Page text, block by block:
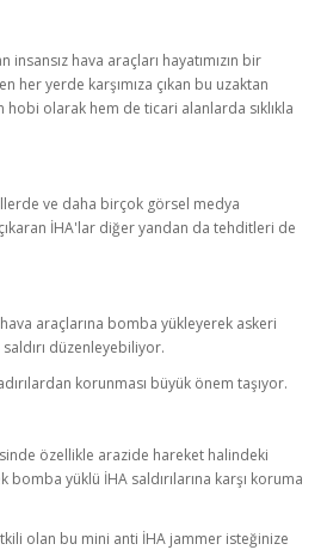
insansız hava araçları hayatımızın bir
her yerde karşımıza çıkan bu uzaktan
hobi olarak hem de ticari alanlarda sıklıkla
ve daha birçok görsel medya
İHA'lar diğer yandan da tehditleri de
araçlarına bomba yükleyerek askeri
düzenleyebiliyor.
korunması büyük önem taşıyor.
özellikle arazide hareket halindeki
yüklü İHA saldırılarına karşı koruma
olan bu mini anti İHA jammer isteğinize